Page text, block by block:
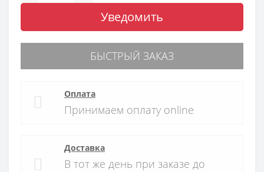
Уведомить
БЫСТРЫЙ ЗАКАЗ
Оплата
Принимаем оплату online
Доставка
В тот же день при заказе до